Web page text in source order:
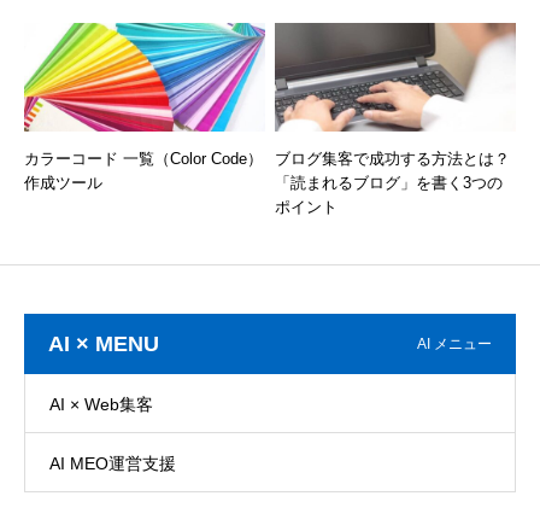
カラーコード 一覧（Color Code）
作成ツール
ブログ集客で成功する方法とは？
「読まれるブログ」を書く3つの
ポイント
AI × MENU AI メニュー
AI × Web集客
AI MEO運営支援